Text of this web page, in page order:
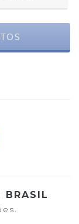
BRASIL